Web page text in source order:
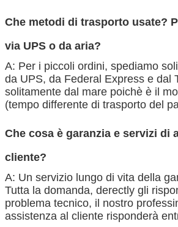
Che metodi di trasporto usate?
via UPS o da aria?
A: Per i piccoli ordini, spediamo
da UPS, da Federal Express e dal
solitamente dal mare poichè è il
(tempo differente di trasporto del
Che cosa è garanzia e servizi di
cliente?
A: Un servizio lungo di vita della
Tutta la domanda, derectly gli
problema tecnico, il nostro
assistenza al cliente risponderà